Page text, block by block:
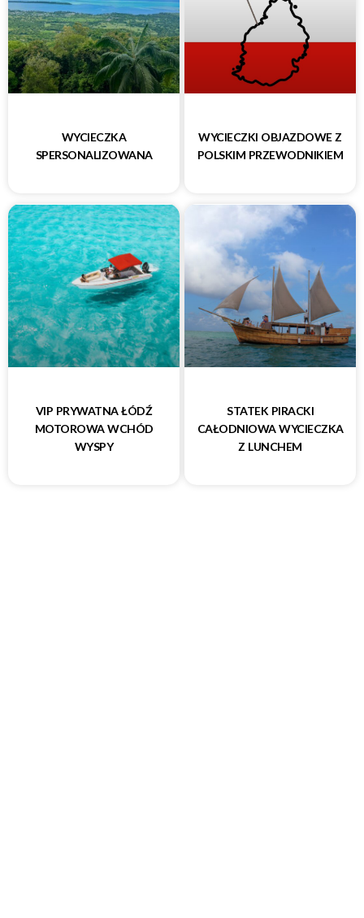
WYCIECZKA
SPERSONALIZOWANA
WYCIECZKI OBJAZDOWE Z
POLSKIM PRZEWODNIKIEM
VIP PRYWATNA ŁÓDŹ
MOTOROWA WCHÓD
WYSPY
STATEK PIRACKI
CAŁODNIOWA WYCIECZKA
Z LUNCHEM